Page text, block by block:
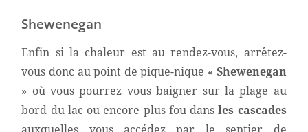
Shewenegan
Enfin si la chaleur est au rendez-vous, arrêtez-
vous donc au point de pique-nique « Shewenegan
» où vous pourrez vous baigner sur la plage au
bord du lac ou encore plus fou dansles cascades
auxquelles vous accédez par le sentier de